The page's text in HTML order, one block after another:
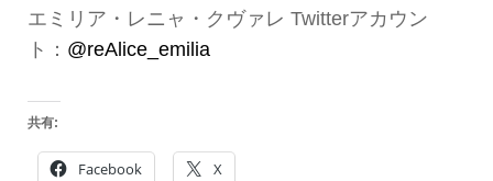
エミリア・レニャ・クヴァレ Twitterアカウン
ト： @reAlice_emilia
共有:
Facebook X